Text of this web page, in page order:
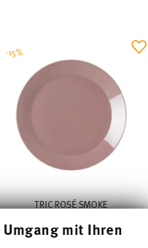
mit Ihren
TRIC ROSÉ SMOKE
Rim plate 27 cm
-15%